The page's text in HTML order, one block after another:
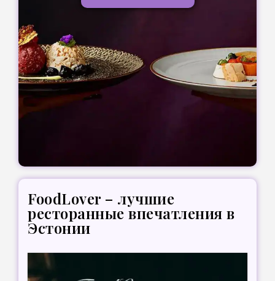
FoodLover – лучшие
ресторанные впечатления в
Эстонии